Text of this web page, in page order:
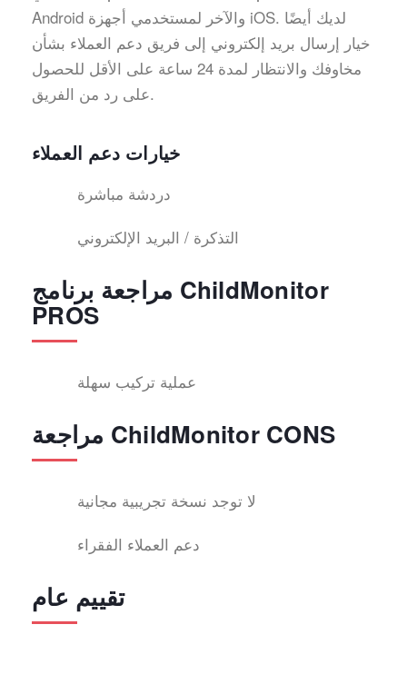
Android والآخر لمستخدمي أجهزة iOS. لديك أيضًا
خيار إرسال بريد إلكتروني إلى فريق دعم العملاء بشأن
مخاوفك والانتظار لمدة 24 ساعة على الأقل للحصول
على رد من الفريق.
خيارات دعم العملاء
دردشة مباشرة
التذكرة / البريد الإلكتروني
مراجعة برنامج ChildMonitor
PROS
عملية تركيب سهلة
مراجعة ChildMonitor CONS
لا توجد نسخة تجريبية مجانية
دعم العملاء الفقراء
تقييم عام